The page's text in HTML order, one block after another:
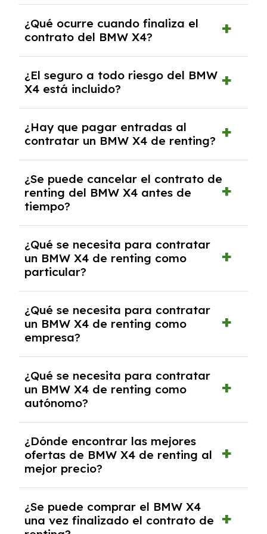
contrato y puede variar entre 10,000 y
30,000 km anuales. Si excedes ese límite,
puede haber un cargo adicional.
¿Qué ocurre cuando finaliza el
contrato del BMW X4?
coche, renovarlo por uno nuevo o, en algunos
casos, comprarlo a un precio previamente
acordado.
¿El seguro a todo riesgo del BMW
X4 está incluido?
con el seguro a todo riesgo sin franquicia
incluido dentro de las cuotas mensuales.
¿Hay que pagar entradas al
contratar un BMW X4 de renting?
tendrás que pagar ningún tipo de entrada
salvo en casos que lo exija el proveedor
debido al resultado del estudio de viabilidad
económica.
¿Se puede cancelar el contrato de
renting del BMW X4 antes de
tiempo?
pero puede haber penalizaciones por
cancelación anticipada. Es importante revisar
las condiciones del contrato y hablar con un
experto que te asesore.
¿Qué se necesita para contratar
un BMW X4 de renting como
particular?
y, en algunos casos, una consulta de solvencia
crediticia y un pago inicial.
¿Qué se necesita para contratar
un BMW X4 de renting como
empresa?
documentación financiera y, en algunos
casos, un informe de solvencia de la empresa
y un pago inicial.
¿Qué se necesita para contratar
un BMW X4 de renting como
autónomo?
autónomos, justificante de ingresos y, en
algunos casos, un informe fiscal y un pago
inicial.
¿Dónde encontrar las mejores
ofertas de BMW X4 de renting al
mejor precio?
mejores ofertas de vehículos de renting con
todos los gastos incluidos y sin pagar
¿Se puede comprar el BMW X4
una vez finalizado el contrato de